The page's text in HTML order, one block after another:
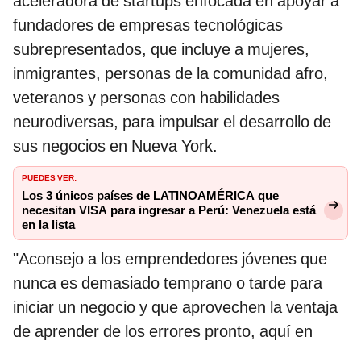
fundadores de empresas tecnológicas
subrepresentados, que incluye a mujeres,
inmigrantes, personas de la comunidad afro,
veteranos y personas con habilidades
neurodiversas, para impulsar el desarrollo de
sus negocios en Nueva York.
PUEDES VER:
Los 3 únicos países de LATINOAMÉRICA que
necesitan VISA para ingresar a Perú: Venezuela está
en la lista
"Aconsejo a los emprendedores jóvenes que
nunca es demasiado temprano o tarde para
iniciar un negocio y que aprovechen la ventaja
de aprender de los errores pronto, aquí en